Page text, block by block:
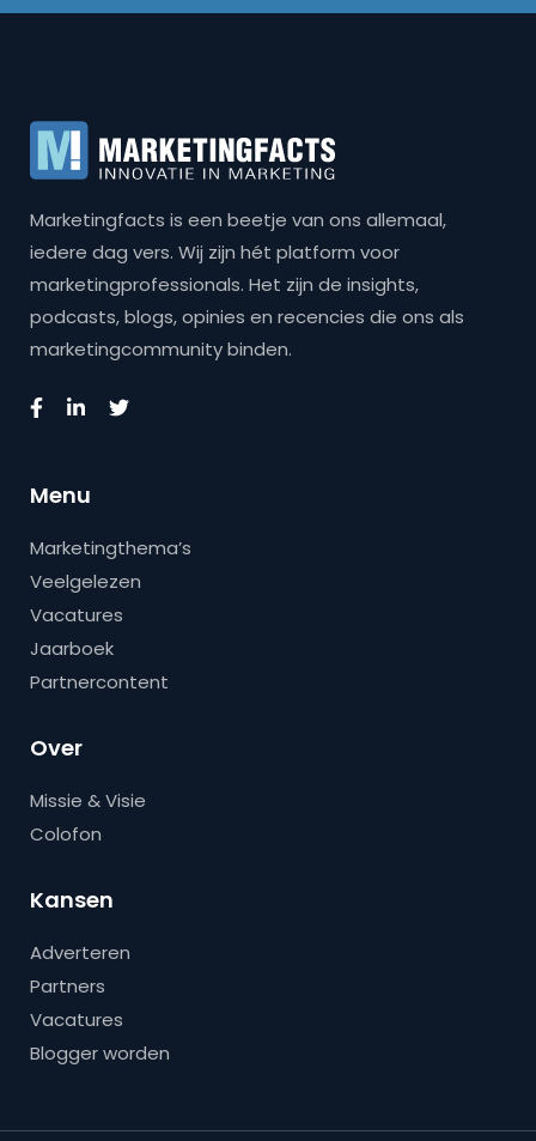
Marketingfacts is een beetje van ons allemaal,
iedere dag vers. Wij zijn hét platform voor
marketingprofessionals. Het zijn de insights,
podcasts, blogs, opinies en recencies die ons als
marketingcommunity binden.
Menu
Marketingthema’s
Veelgelezen
Vacatures
Jaarboek
Partnercontent
Over
Missie & Visie
Colofon
Kansen
Adverteren
Partners
Vacatures
Blogger worden